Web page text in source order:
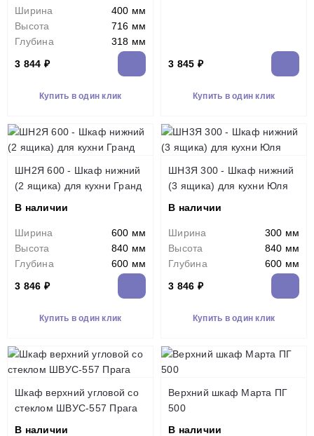
Ширина
400 мм
Высота
716 мм
Глубина
318 мм
3 844 ₽
Купить в один клик
3 845 ₽
Купить в один клик
ШН2Я 600 - Шкаф нижний
(2 ящика) для кухни Гранд
В наличии
Ширина
600 мм
Высота
840 мм
Глубина
600 мм
3 846 ₽
Купить в один клик
ШН3Я 300 - Шкаф нижний
(3 ящика) для кухни Юля
В наличии
Ширина
300 мм
Высота
840 мм
Глубина
600 мм
3 846 ₽
Купить в один клик
Шкаф верхний угловой со
стеклом ШВУС-557 Прага
В наличии
Верхний шкаф Марта ПГ
500
В наличии